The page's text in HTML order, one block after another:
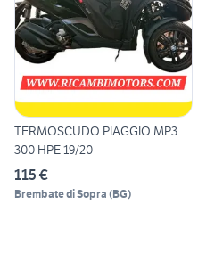
TERMOSCUDO PIAGGIO MP3
300 HPE 19/20
115 €
Brembate di Sopra (BG)